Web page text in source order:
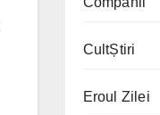
CultȘtiri
Eroul Zilei